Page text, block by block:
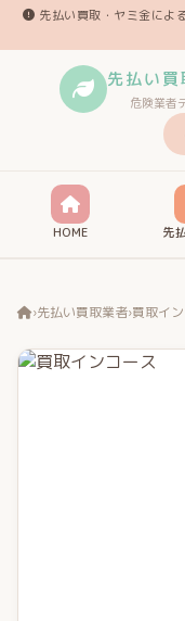
先払い買取・ヤミ金によ
先払い買
危険業者
HOME 先
›先払い買取業者›買取イ